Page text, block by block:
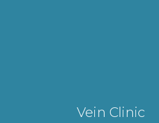
Vein Clinic